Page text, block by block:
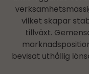
vilket skapar
tillväxt.
bevisat uthållig